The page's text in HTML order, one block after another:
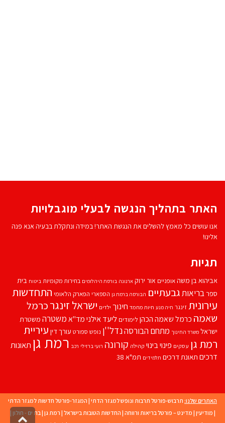
האתר בתהליך הנגשה לבעלי מוגבלויות
אנו עושים כל מאמץ להשלים את הנגשת האתר! במידה ונתקלת בבעיה אנא פנה
אלינו!
תגיות
אביהוא בן משהאופניים אור ירוק ארנונה בורסת היהלומים בחירות מקומיות ביטוח בית
ספרבריאותגבעתיים הבורסה ברמת גן הספארי הפארק הלאומי התחדשות
עירוניתזינגר חיה מנע חיות מחמד חינוך ילדים ישראל זינגרכרמל
שאמה כרמל שאמה הכהן לימודים ליעד אילנימד''אמשטרה משטרת
ישראל משרד החינוך מתחם הבורסהנדל''ן נופש ספורט עורך דין עיריית
רמת גן עסקים פינוי בינוי קהילה קורונה רועי ברזילי רכב רמת גן תאונות
דרכים תאונת דרכים תלמידים תמ"א 38
האתרים שלנו: תרבוש-פורטל תרבות ונופש למגזר הדתי | המגזר-פורטל חדשות למגזר הדתי
| מודיעין | מדינט – פורטל בריאות ורווחה | החדשות הטובות בישראל | רמת גן |בת ים - חולון |